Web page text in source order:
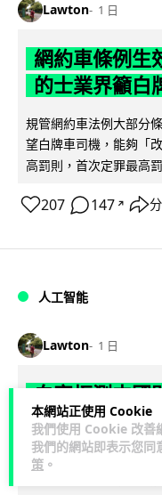
本網站正使用 Cookie
我們使用 Cookie 改善
我們的網站即表示您同
策 。
Lawton 1 日
網約車條例生
的士業界籲白
規管網約車法例大部分
望白牌車司機，能夠「
高罰則，首次定罪最高
207 147 ↗
人工智能
Lawton 1 日
白宮拒測中國
全框架選擇性
彭博社報道，白宮通知
模型將不納入特朗普政